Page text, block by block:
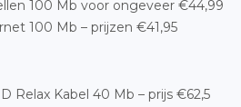
100 Mb voor ongeveer €44,99
100 Mb – prijzen €41,95
Relax Kabel 40 Mb – prijs €62,5